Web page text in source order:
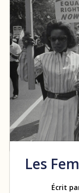
Les
Écrit